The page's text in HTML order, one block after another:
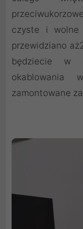
czyste i wolne
przewidziano
będziecie w
okablowania
zamontowane